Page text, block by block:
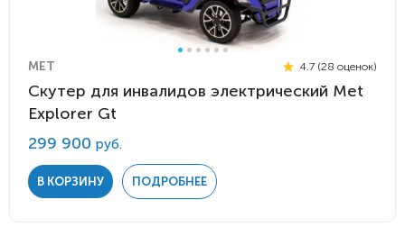
MET 4.7 (28 оценок)
Скутер для инвалидов электрический Мet
Explorer Gt
299 900 руб.
В КОРЗИНУ ПОДРОБНЕЕ